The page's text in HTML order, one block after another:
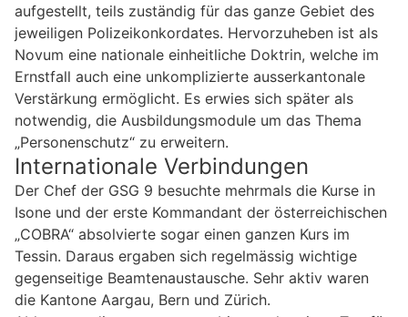
aufgestellt, teils zuständig für das ganze Gebiet des
jeweiligen Polizeikonkordates. Hervorzuheben ist als
Novum eine nationale einheitliche Doktrin, welche im
Ernstfall auch eine unkomplizierte ausserkantonale
Verstärkung ermöglicht. Es erwies sich später als
notwendig, die Ausbildungsmodule um das Thema
„Personenschutz“ zu erweitern.
Internationale Verbindungen
Der Chef der GSG 9 besuchte mehrmals die Kurse in
Isone und der erste Kommandant der österreichischen
„COBRA“ absolvierte sogar einen ganzen Kurs im
Tessin. Daraus ergaben sich regelmässig wichtige
gegenseitige Beamtenaustausche. Sehr aktiv waren
die Kantone Aargau, Bern und Zürich.